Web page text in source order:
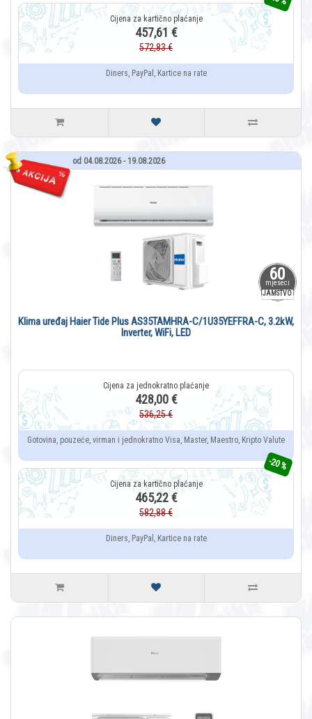
457,61 €
572,83 €
Diners, PayPal, Kartice na rate
od 04.08.2026 - 19.08.2026
60
mjeseci
JAMSTVO
Klima uređaj Haier Tide Plus AS35TAMHRA-C/1U35YEFFRA-C, 3.2kW,
Inverter, WiFi, LED
428,00 €
536,25 €
Gotovina, pouzeće, virman i jednokratno Visa, Master, Maestro, Kripto Valute
-20 %
465,22 €
582,88 €
Diners, PayPal, Kartice na rate